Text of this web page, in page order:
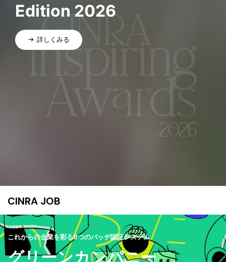
Edition 2026
詳しくみる
CINRA JOB
これからの企業を彩る9つのバッヂ認証システム
グリーンカンパニー